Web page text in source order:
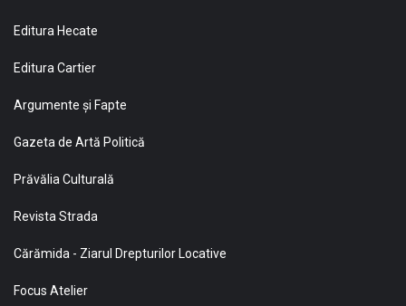
Editura Hecate
Editura Cartier
Argumente și Fapte
Gazeta de Artă Politică
Prăvălia Culturală
Revista Strada
Cărămida - Ziarul Drepturilor Locative
Focus Atelier